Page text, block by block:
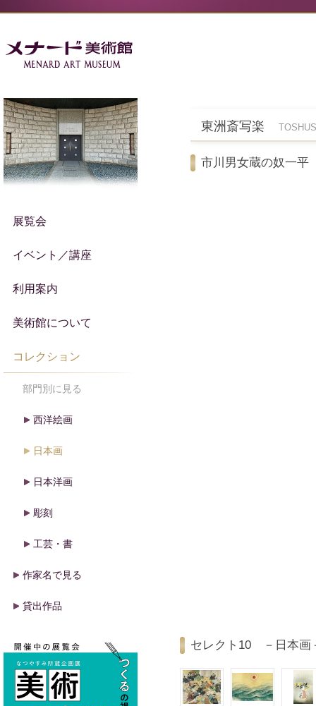
東洲斎写楽
市川男女蔵の奴一平
セレクト10 －日本画
展覧会
イベント／講座
利用案内
美術館について
コレクション
部門別に見る
西洋絵画
日本画
日本洋画
彫刻
工芸・書
作家名で見る
貸出作品